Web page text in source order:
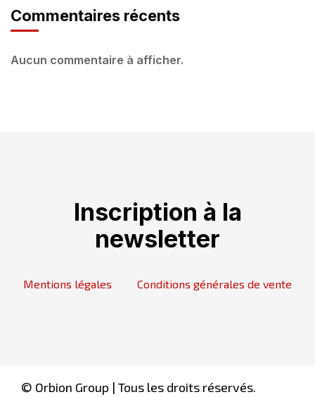
Commentaires récents
Aucun commentaire à afficher.
Inscription à la
newsletter
Mentions légales Conditions générales de vente
© Orbion Group | Tous les droits réservés.